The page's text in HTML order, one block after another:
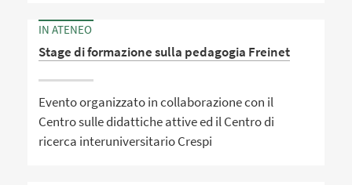
IN ATENEO
Stage di formazione sulla pedagogia Freinet
Evento organizzato in collaborazione con il
Centro sulle didattiche attive ed il Centro di
ricerca interuniversitario Crespi